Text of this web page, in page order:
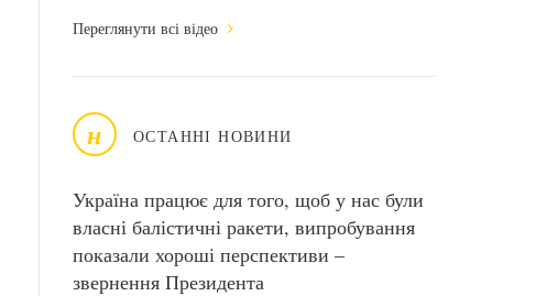
Переглянути всі відео
н ОСТАННІ НОВИНИ
Україна працює для того, щоб у нас були
власні балістичні ракети, випробування
показали хороші перспективи –
звернення Президента